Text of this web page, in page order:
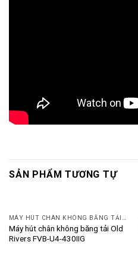
SẢN PHẨM TƯƠNG TỰ
Máy hút chân không băng tải Old
Rivers FVB-U4-430IIG